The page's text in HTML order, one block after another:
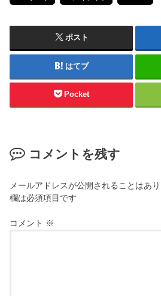
ポスト
はてブ
Pocket
コメントを残す
メールアドレスが公開されることはあり
欄は必須項目です
コメント ※